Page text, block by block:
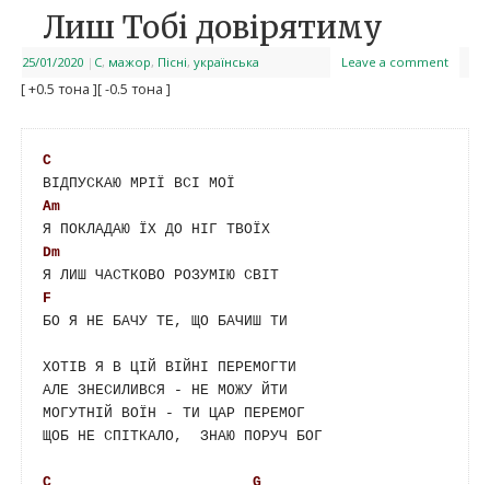
Лиш Тобі довірятиму
25/01/2020 | C, мажор, Пісні, українська Leave a comment
[ +0.5 тона ][ -0.5 тона ]
C
Am
Я ПОКЛАДАЮ ЇХ ДО НІГ ТВОЇХ
Dm
F
БО Я НЕ БАЧУ ТЕ, ЩО БАЧИШ ТИ
ХОТІВ Я В ЦІЙ ВІЙНІ ПЕРЕМОГТИ
АЛЕ ЗНЕСИЛИВСЯ - НЕ МОЖУ ЙТИ
МОГУТНІЙ ВОЇН - ТИ ЦАР ПЕРЕМОГ
ЩОБ НЕ СПІТКАЛО,  ЗНАЮ ПОРУЧ БОГ